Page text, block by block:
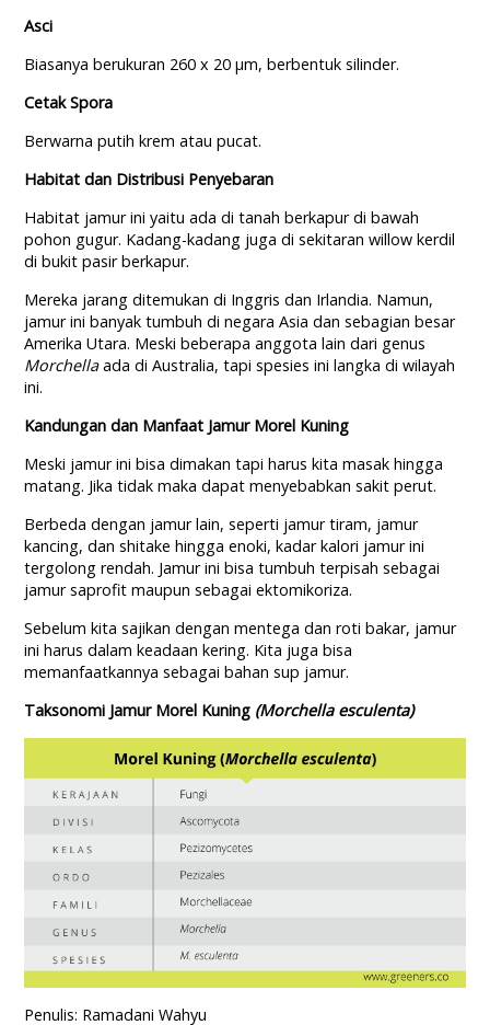
Asci
Biasanya berukuran 260 x 20 µm, berbentuk silinder.
Cetak Spora
Berwarna putih krem atau pucat.
Habitat dan Distribusi Penyebaran
Habitat jamur ini yaitu ada di tanah berkapur di bawah
pohon gugur. Kadang-kadang juga di sekitaran willow kerdil
di bukit pasir berkapur.
Mereka jarang ditemukan di Inggris dan Irlandia. Namun,
jamur ini banyak tumbuh di negara Asia dan sebagian besar
Amerika Utara. Meski beberapa anggota lain dari genus
Morchellaada di Australia, tapi spesies ini langka di wilayah
ini.
Kandungan dan Manfaat Jamur Morel Kuning
Meski jamur ini bisa dimakan tapi harus kita masak hingga
matang. Jika tidak maka dapat menyebabkan sakit perut.
Berbeda dengan jamur lain, seperti jamur tiram, jamur
kancing, dan shitake hingga enoki, kadar kalori jamur ini
tergolong rendah. Jamur ini bisa tumbuh terpisah sebagai
jamur saprofit maupun sebagai ektomikoriza.
Sebelum kita sajikan dengan mentega dan roti bakar, jamur
ini harus dalam keadaan kering. Kita juga bisa
memanfaatkannya sebagai bahan sup jamur.
Taksonomi Jamur Morel Kuning (Morchella esculenta)
Penulis: Ramadani Wahyu